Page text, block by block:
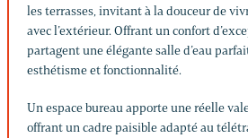
les terrasses, invitant à la douceur de
avec l’extérieur. Offrant un confort
partagent une élégante salle d’eau
esthétisme et fonctionnalité.
Un espace bureau apporte une réelle
offrant un cadre paisible adapté au